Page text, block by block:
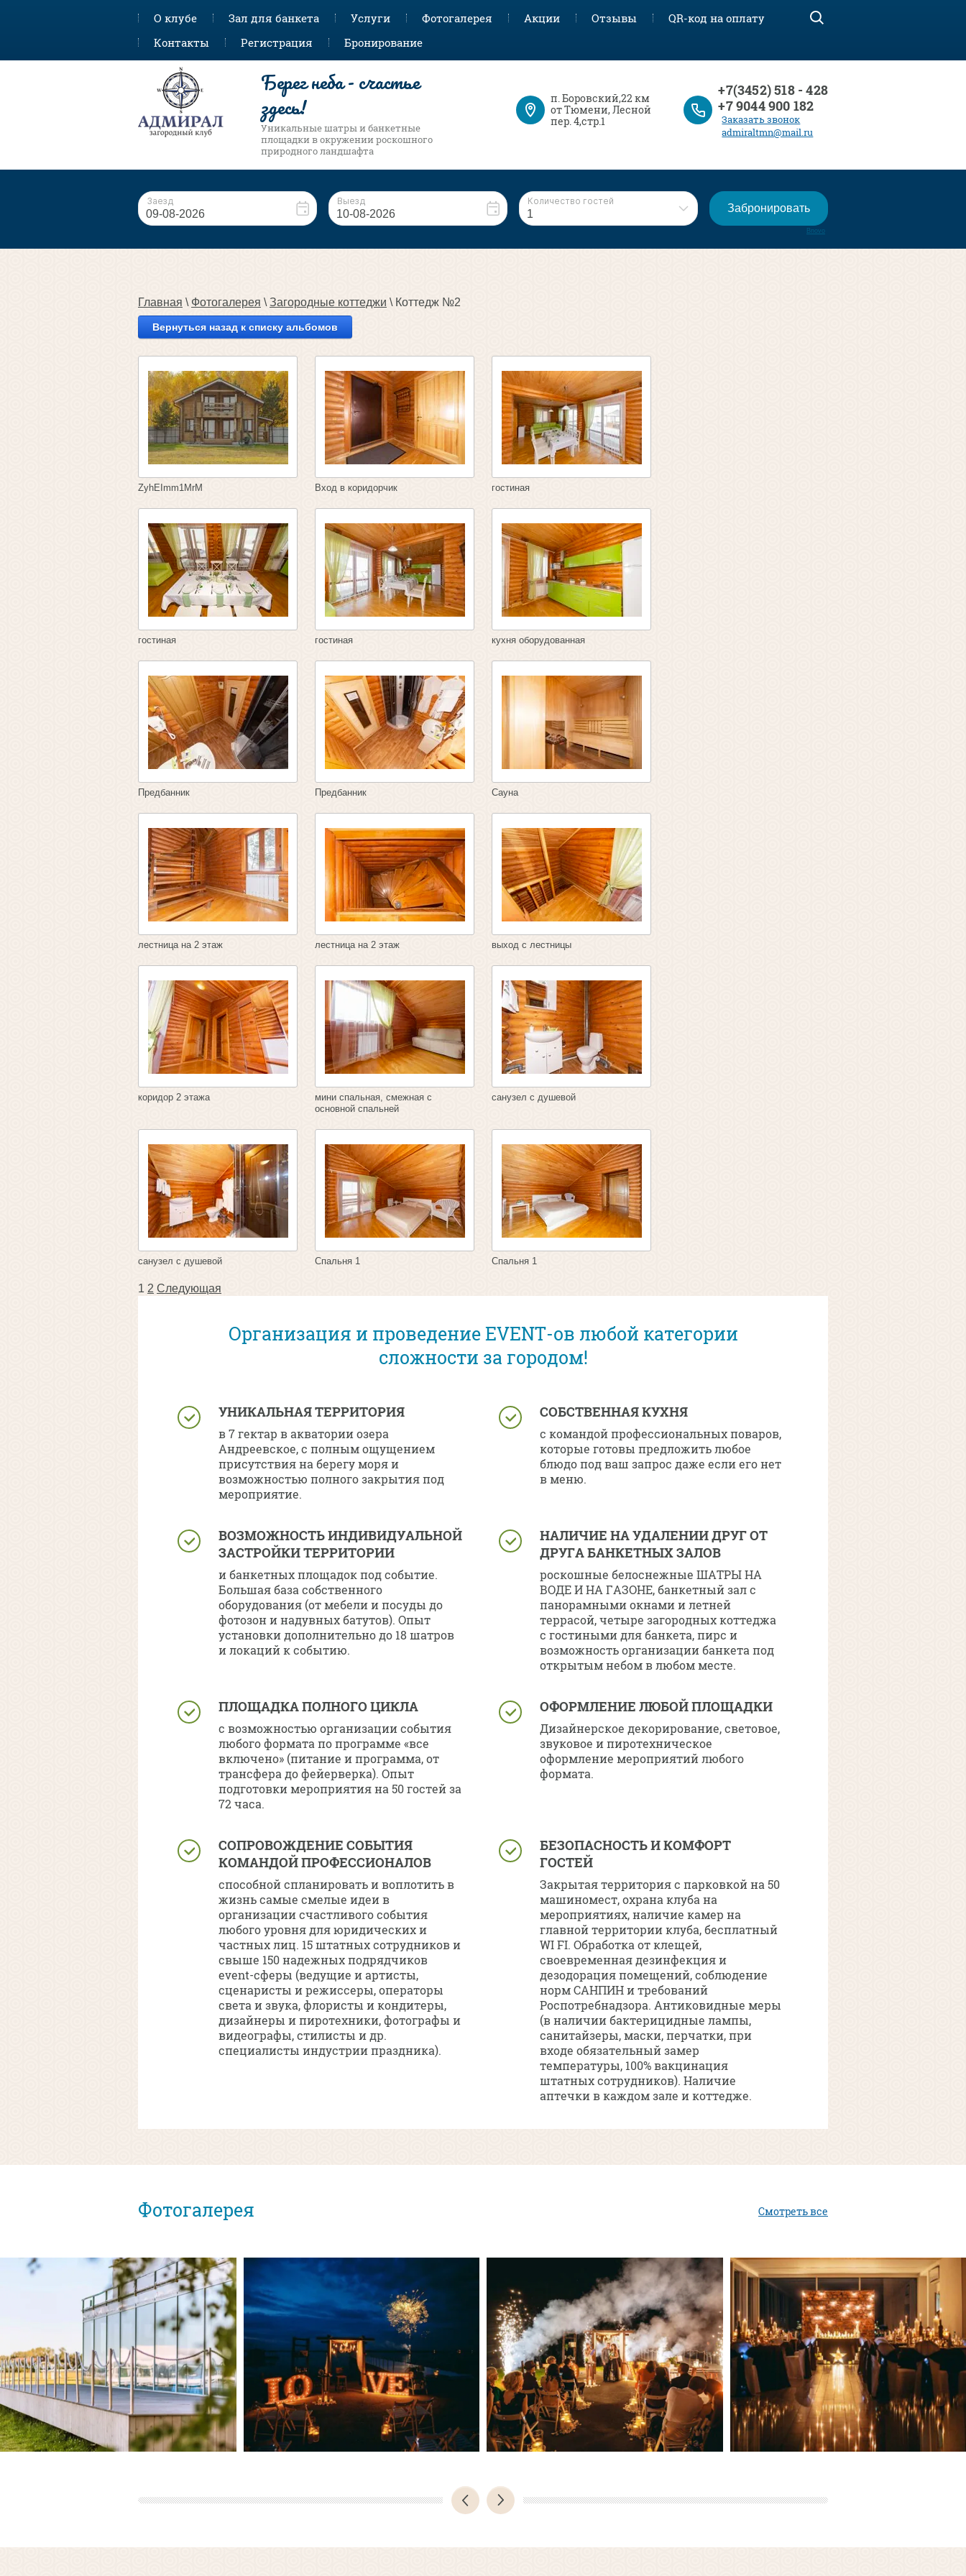
О клубе Зал для банкета Услуги Фотогалерея Акции Отзывы
QR-код на оплату
Контакты
Регистрация Бронирование
Берег неба - счастье
здесь!
Уникальные шатры и банкетные
площадки в окружении роскошного
природного ландшафта
п. Боровский,22 км
от Тюмени, Лесной
пер. 4,стр.1
+7(3452) 518 - 428
+7 9044 900 182
Заказать звонок
admiraltmn@mail.ru
Bnovo
Главная \ Фотогалерея \ Загородные коттеджи \ Коттедж №2
Вернуться назад к списку альбомов
ZyhEImm1MrM Вход в коридорчик гостиная
гостиная гостиная кухня оборудованная
Предбанник Предбанник Сауна
лестница на 2 этаж лестница на 2 этаж выход с лестницы
коридор 2 этажа
мини спальная, смежная с
основной спальней
санузел с душевой
санузел с душевой Спальня 1 Спальня 1
1 2 Следующая
Организация и проведение EVENT-ов любой категории
сложности за городом!
УНИКАЛЬНАЯ ТЕРРИТОРИЯ
в 7 гектар в акватории озера
Андреевское, с полным ощущением
присутствия на берегу моря и
возможностью полного закрытия под
мероприятие.
СОБСТВЕННАЯ КУХНЯ
с командой профессиональных поваров,
которые готовы предложить любое
блюдо под ваш запрос даже если его нет
в меню.
ВОЗМОЖНОСТЬ ИНДИВИДУАЛЬНОЙ
ЗАСТРОЙКИ ТЕРРИТОРИИ
и банкетных площадок под событие.
Большая база собственного
оборудования (от мебели и посуды до
фотозон и надувных батутов). Опыт
установки дополнительно до 18 шатров
и локаций к событию.
НАЛИЧИЕ НА УДАЛЕНИИ ДРУГ ОТ
ДРУГА БАНКЕТНЫХ ЗАЛОВ
роскошные белоснежные ШАТРЫ НА
ВОДЕ И НА ГАЗОНЕ, банкетный зал с
панорамными окнами и летней
террасой, четыре загородных коттеджа
с гостиными для банкета, пирс и
возможность организации банкета под
открытым небом в любом месте.
ПЛОЩАДКА ПОЛНОГО ЦИКЛА
с возможностью организации события
любого формата по программе «все
включено» (питание и программа, от
трансфера до фейерверка). Опыт
подготовки мероприятия на 50 гостей за
72 часа.
ОФОРМЛЕНИЕ ЛЮБОЙ ПЛОЩАДКИ
Дизайнерское декорирование, световое,
звуковое и пиротехническое
оформление мероприятий любого
формата.
СОПРОВОЖДЕНИЕ СОБЫТИЯ
КОМАНДОЙ ПРОФЕССИОНАЛОВ
способной спланировать и воплотить в
жизнь самые смелые идеи в
организации счастливого события
любого уровня для юридических и
частных лиц. 15 штатных сотрудников и
свыше 150 надежных подрядчиков
event-сферы (ведущие и артисты,
сценаристы и режиссеры, операторы
света и звука, флористы и кондитеры,
дизайнеры и пиротехники, фотографы и
видеографы, стилисты и др.
специалисты индустрии праздника).
БЕЗОПАСНОСТЬ И КОМФОРТ
ГОСТЕЙ
Закрытая территория с парковкой на 50
машиномест, охрана клуба на
мероприятиях, наличие камер на
главной территории клуба, бесплатный
WI FI. Обработка от клещей,
своевременная дезинфекция и
дезодорация помещений, соблюдение
норм САНПИН и требований
Роспотребнадзора. Антиковидные меры
(в наличии бактерицидные лампы,
санитайзеры, маски, перчатки, при
входе обязательный замер
температуры, 100% вакцинация
штатных сотрудников). Наличие
аптечки в каждом зале и коттедже.
Фотогалерея Смотреть все